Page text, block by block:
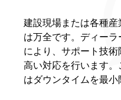
建設現場または各種
は万全です。ディー
により、サポート技
高い対応を行います
はダウンタイムを最